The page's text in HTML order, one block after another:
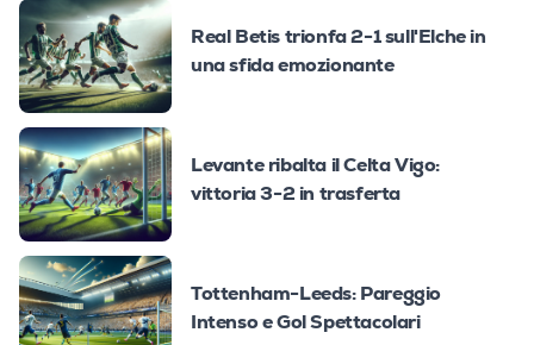
Real Betis trionfa 2-1 sull'Elche in
una sfida emozionante
Levante ribalta il Celta Vigo:
vittoria 3-2 in trasferta
Tottenham-Leeds: Pareggio
Intenso e Gol Spettacolari